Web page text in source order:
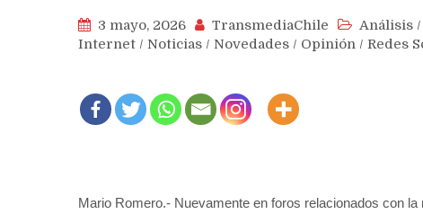
3 mayo, 2026 TransmediaChile Análisis /
Internet / Noticias / Novedades / Opinión / Redes
Mario Romero.- Nuevamente en foros relacionados con